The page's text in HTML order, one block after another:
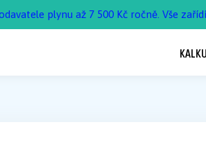
plynu až 7 500 Kč ročně. Vše